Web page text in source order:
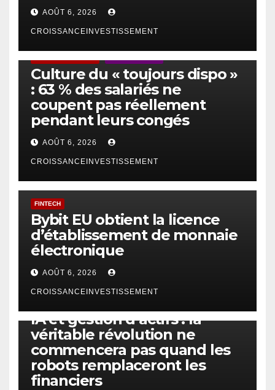
AOÛT 6, 2026
CROISSANCEINVESTISSEMENT
Culture du « toujours dispo »
: 63 % des salariés ne
coupent pas réellement
pendant leurs congés
AOÛT 6, 2026
CROISSANCEINVESTISSEMENT
FINTECH
Bybit EU obtient la licence
d’établissement de monnaie
électronique
AOÛT 6, 2026
CROISSANCEINVESTISSEMENT
IA et gestion d’actifs : la
véritable révolution ne
commencera pas quand les
robots remplaceront les
financiers